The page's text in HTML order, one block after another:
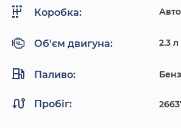
Коробка:
Об'єм двигуна: 2.3 л
Паливо:
Пробіг: